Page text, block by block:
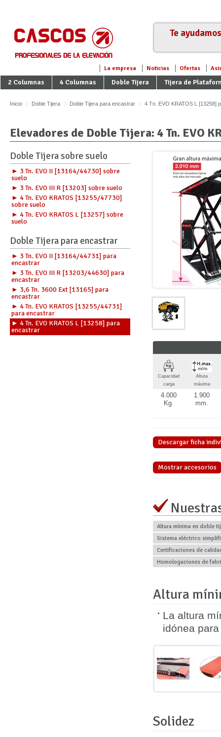
La empresa Noticias Ofertas
2 Columnas 4 Columnas Doble Tijera Tijera de
Te
Inicio Doble Tijera Doble Tijera para encastrar 4 Tn. EVO KRATOS L [13258]
Elevadores de Doble Tijera: 4 Tn. EVO
Doble Tijera sobre suelo
► 3 Tn. EVO II [13164/44730] sobre
suelo
► 3 Tn. EVO III R [13203] sobre suelo
► 4 Tn. EVO KRATOS [13255/47730]
sobre suelo
► 4 Tn. EVO KRATOS L [13257] sobre
suelo
Doble Tijera para encastrar
► 3 Tn. EVO II [13164/44731] para
encastrar
► 3 Tn. EVO III R [13203/44630] para
encastrar
► 3,6 Tn. 3600 Ext [13165] para
encastrar
► 4 Tn. EVO KRATOS [13255/44731]
para encastrar
► 4 Tn. EVO KRATOS L [13258] para
encastrar
Capacidad
carga
Altura
máxima
4.000
Kg.
1.900
mm.
Descargar ficha
Mostrar accesorios
Altura mínima en doble
Sistema eléctrico
Certificaciones de
Homologaciones de
Altura
La altura
idónea
Solidez